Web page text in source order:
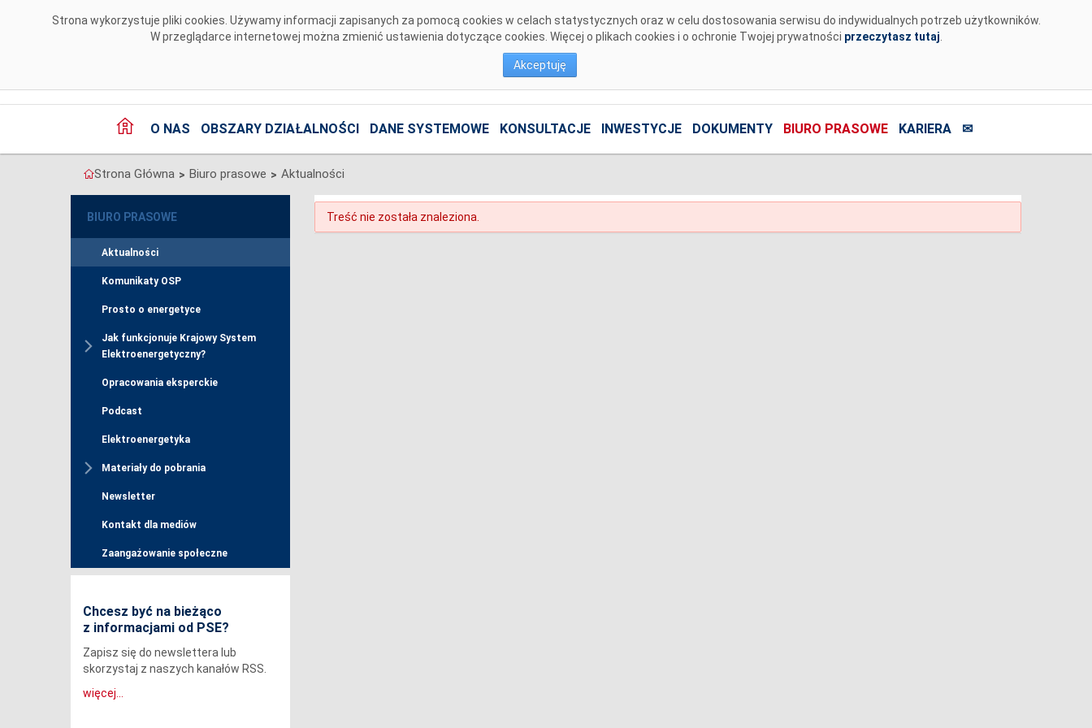
Strona wykorzystuje pliki cookies. Używamy informacji zapisanych za pomocą cookies w celach statystycznych oraz w celu dostosowania serwisu do indywidualnych potrzeb użytkowników.
W przeglądarce internetowej można zmienić ustawienia dotyczące cookies. Więcej o plikach cookies i o ochronie Twojej prywatności przeczytasz tutaj
Akceptuję
O NAS OBSZARY DZIAŁALNOŚCI DANE SYSTEMOWE KONSULTACJE INWESTYCJE DOKUMENTY BIURO PRASOWE KARIERA ✉
Strona Główna > Biuro prasowe > Aktualności
BIURO PRASOWE
Aktualności
Komunikaty OSP
Prosto o energetyce
Jak funkcjonuje Krajowy System
Elektroenergetyczny?
Opracowania eksperckie
Podcast
Elektroenergetyka
Materiały do pobrania
Newsletter
Kontakt dla mediów
Zaangażowanie społeczne
Chcesz być na bieżąco
z informacjami od PSE?
Zapisz się do newslettera lub
skorzystaj z naszych kanałów RSS.
więcej...
Treść nie została znaleziona.